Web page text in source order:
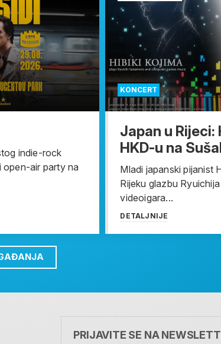
indie-rock
open-air party na
KONCERT
Japan u Rijeci:
HKD-u na
Mladi japanski pijanist
Rijeku glazbu
videoigara...
DETALJNIJE
PRIJAVITE SE NA